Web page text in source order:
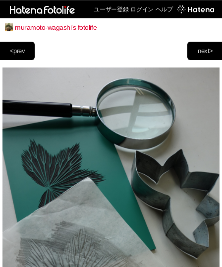
ユーザー登録 ログイン ヘルプ
muramoto-wagashi's fotolife
next>
<prev